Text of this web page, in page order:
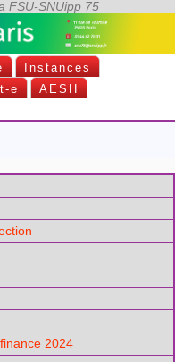
Instances
e
AESH
2024